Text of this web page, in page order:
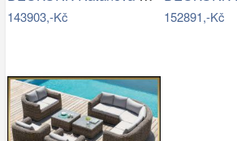
143903,-Kč 152891,-Kč